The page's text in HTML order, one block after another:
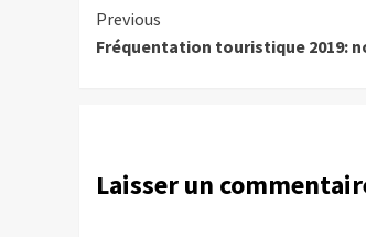
Continue
Reading
Previous
Fréquentation touristique 2019:
Laisser un